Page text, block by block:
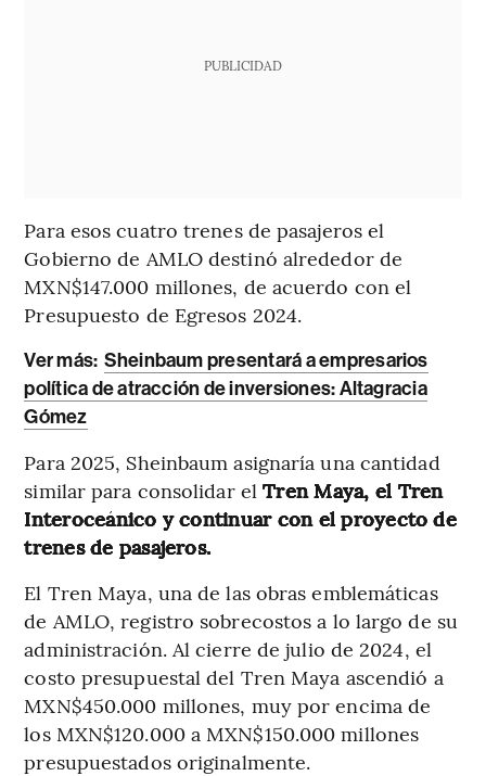
PUBLICIDAD
Para esos cuatro trenes de pasajeros el
Gobierno de AMLO destinó alrededor de
MXN$147.000 millones, de acuerdo con el
Presupuesto de Egresos 2024.
Ver más: Sheinbaum presentará a empresarios
política de atracción de inversiones: Altagracia
Gómez
Para 2025, Sheinbaum asignaría una cantidad
similar para consolidar el Tren Maya, el Tren
Interoceánico y continuar con el proyecto de
trenes de pasajeros.
El Tren Maya, una de las obras emblemáticas
de AMLO, registro sobrecostos a lo largo de su
administración. Al cierre de julio de 2024, el
costo presupuestal del Tren Maya ascendió a
MXN$450.000 millones, muy por encima de
los MXN$120.000 a MXN$150.000 millones
presupuestados originalmente.